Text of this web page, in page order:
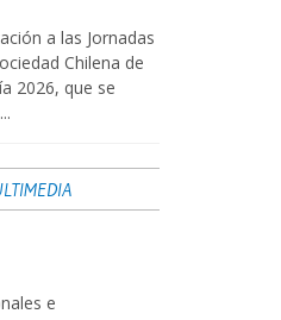
a las Jornadas
Chilena de
2026, que se
e